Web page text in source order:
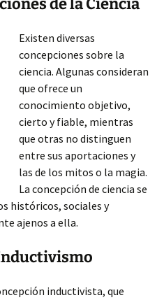
de la Ciencia
Existen diversas
concepciones sobre la
ciencia. Algunas consideran
que ofrece un
conocimiento objetivo,
cierto y fiable, mientras
que otras no distinguen
entre sus aportaciones y
las de los mitos o la magia.
La concepción de ciencia se
históricos, sociales y
ajenos a ella.
inductivista, que